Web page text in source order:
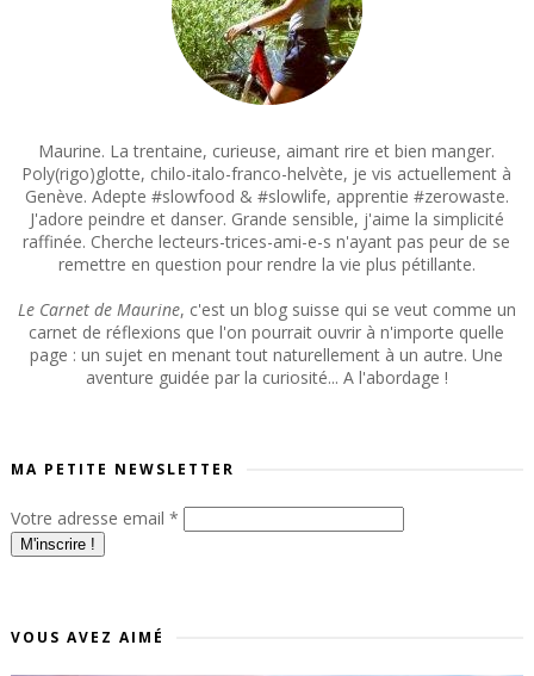
Maurine. La trentaine, curieuse, aimant rire et bien manger.
Poly(rigo)glotte, chilo-italo-franco-helvète, je vis actuellement à
Genève. Adepte #slowfood & #slowlife, apprentie #zerowaste.
J'adore peindre et danser. Grande sensible, j'aime la simplicité
raffinée. Cherche lecteurs-trices-ami-e-s n'ayant pas peur de se
remettre en question pour rendre la vie plus pétillante.
Le Carnet de Maurine, c'est un blog suisse qui se veut comme un
carnet de réflexions que l'on pourrait ouvrir à n'importe quelle
page : un sujet en menant tout naturellement à un autre. Une
aventure guidée par la curiosité... A l'abordage !
MA PETITE NEWSLETTER
Votre adresse email *
VOUS AVEZ AIMÉ